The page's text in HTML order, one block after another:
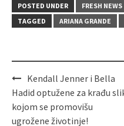
POSTED UNDER FRESH NEWS
TAGGED
ARIANA GRANDE
Kendall Jenner i Bella
Hadid optužene za krađu
kojom se promovišu
ugrožene životinje!